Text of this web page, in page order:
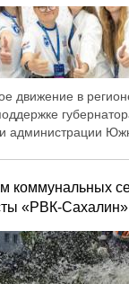
движение в
администрации
коммунальных
«РВК‑Сахалин»